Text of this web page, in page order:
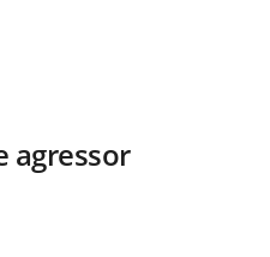
agressor